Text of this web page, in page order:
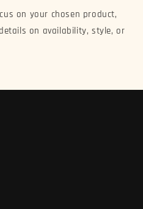
on your chosen product,
on availability, style, or